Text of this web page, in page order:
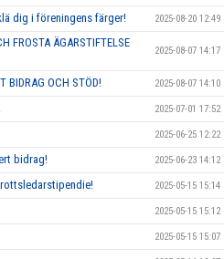
dig i föreningens färger! 2025-08-20 12:49
FROSTA ÄGARSTIFTELSE
2025-08-07 14:17
BIDRAG OCH STÖD! 2025-08-07 14:10
2025-07-01 17:52
2025-06-25 12:22
bidrag! 2025-06-23 14:12
2025-05-15 15:14
2025-05-15 15:12
2025-05-15 15:07